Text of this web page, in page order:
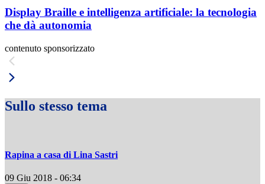
Display Braille e intelligenza artificiale: la tecnologia
che dà autonomia
contenuto sponsorizzato
Sullo stesso tema
Rapina a casa di Lina Sastri
09 Giu 2018 - 06:34